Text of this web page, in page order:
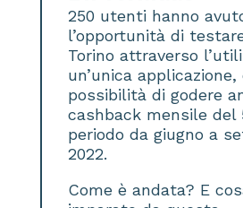
250 utenti hanno
l’opportunità di
Torino attraverso
un’unica
possibilità di godere
cashback mensile del
periodo da giugno a
2022.
Come è andata? E